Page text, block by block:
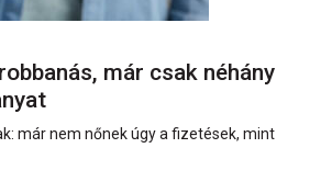
már csak néhány
már nem nőnek úgy a fizetések, mint